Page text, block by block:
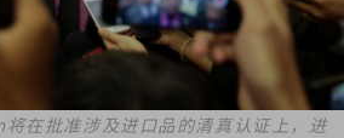
在批准涉及进口品的清真认证上，进